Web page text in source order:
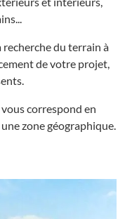
du terrain à
de votre projet,
correspond en
zone géographique.